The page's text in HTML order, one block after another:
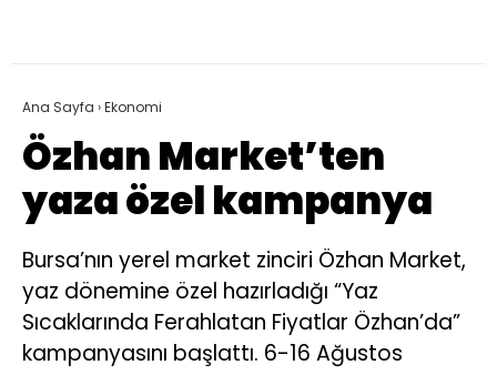
Ana Sayfa ›Ekonomi
Özhan Market’ten
yaza özel kampanya
Bursa’nın yerel market zinciri Özhan Market,
yaz dönemine özel hazırladığı “Yaz
Sıcaklarında Ferahlatan Fiyatlar Özhan’da”
kampanyasını başlattı. 6-16 Ağustos